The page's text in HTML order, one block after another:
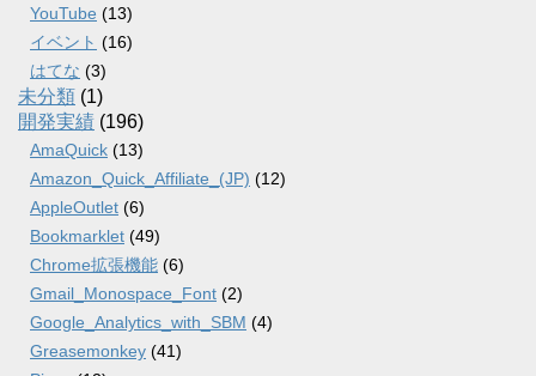
YouTube (13)
イベント (16)
はてな (3)
未分類 (1)
開発実績 (196)
AmaQuick (13)
Amazon_Quick_Affiliate_(JP) (12)
AppleOutlet (6)
Bookmarklet (49)
Chrome拡張機能 (6)
Gmail_Monospace_Font (2)
Google_Analytics_with_SBM (4)
Greasemonkey (41)